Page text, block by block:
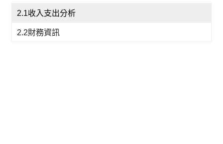
2.1收入支出分析
2.2財務資訊